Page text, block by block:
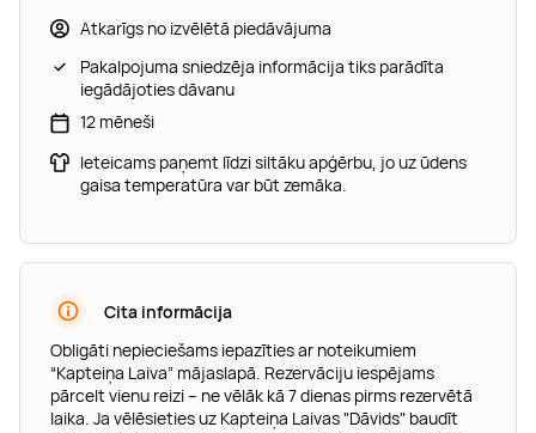
Atkarīgs no izvēlētā piedāvājuma
Pakalpojuma sniedzēja informācija tiks parādīta
iegādājoties dāvanu
12 mēneši
Ieteicams paņemt līdzi siltāku apģērbu, jo uz ūdens
gaisa temperatūra var būt zemāka.
Cita informācija
Obligāti nepieciešams iepazīties ar noteikumiem
“Kapteiņa Laiva” mājaslapā. Rezervāciju iespējams
pārcelt vienu reizi – ne vēlāk kā 7 dienas pirms rezervētā
laika. Ja vēlēsieties uz Kapteiņa Laivas "Dāvids" baudīt